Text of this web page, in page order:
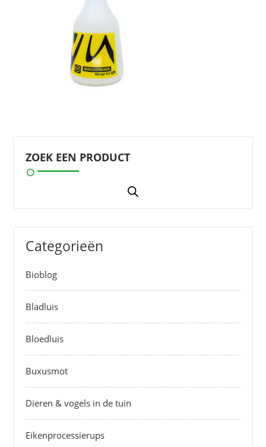
ZOEK EEN PRODUCT
Categorieën
Bioblog
Bladluis
Bloedluis
Buxusmot
Dieren & vogels in de tuin
Eikenprocessierups